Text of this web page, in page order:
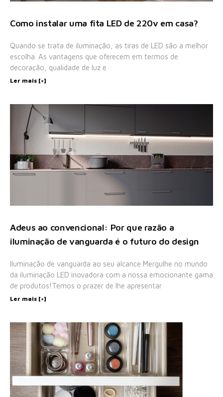
Como instalar uma fita LED de 220v em casa?
Quando se trata de iluminação, as tiras de LED são a melhor
escolha. As vantagens que oferecem em termos de
decoração, qualidade de luz e
Ler mais [+]
Adeus ao convencional: Por que razão a
iluminação de vanguarda é o futuro do design
Iluminação de vanguarda ao seu alcance Mergulhe no mundo
da iluminação LED inovadora com a nossa emocionante gama
de produtos!Temos o prazer de lhe apresentar
Ler mais [+]